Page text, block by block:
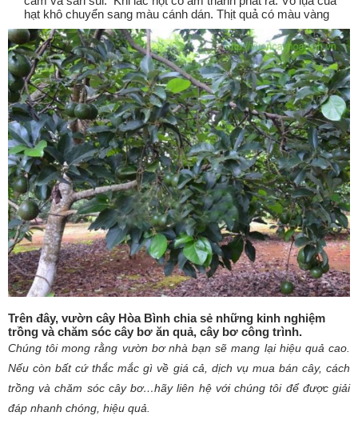
hạt khô chuyển sang màu cánh dán. Thịt quả có màu vàng
Trên đây, vườn cây Hòa Bình chia sẻ những kinh nghiệm
trồng và chăm sóc cây bơ ăn quả, cây bơ công trình.
Chúng tôi mong rằng vườn bơ nhà bạn sẽ mang lại hiệu quả cao.
Nếu còn bất cứ thắc mắc gì về giá cả, dịch vụ mua bán cây, cách
trồng và chăm sóc cây bơ…hãy liên hệ với chúng tôi để được giải
đáp nhanh chóng, hiệu quả.